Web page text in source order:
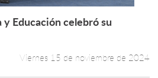
Leer más +
Educación celebró su
Viernes 15 de noviembre de 2024